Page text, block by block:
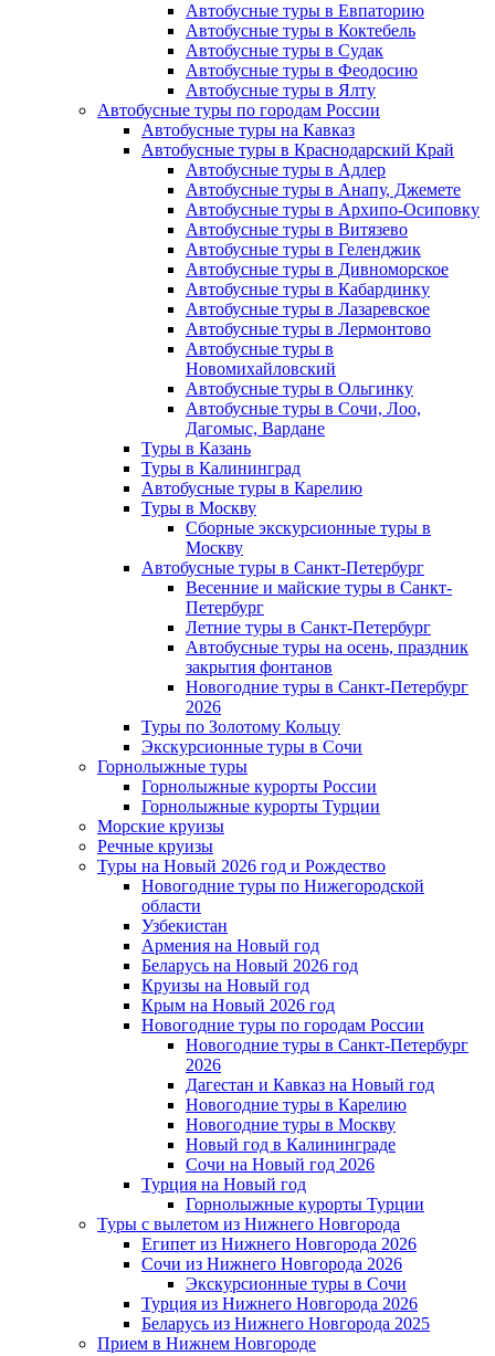
Автобусные туры в Евпаторию
Автобусные туры в Коктебель
Автобусные туры в Судак
Автобусные туры в Феодосию
Автобусные туры в Ялту
Автобусные туры по городам России
Автобусные туры на Кавказ
Автобусные туры в Краснодарский Край
Автобусные туры в Адлер
Автобусные туры в Анапу, Джемете
Автобусные туры в Архипо-Осиповку
Автобусные туры в Витязево
Автобусные туры в Геленджик
Автобусные туры в Дивноморское
Автобусные туры в Кабардинку
Автобусные туры в Лазаревское
Автобусные туры в Лермонтово
Автобусные туры в
Новомихайловский
Автобусные туры в Ольгинку
Автобусные туры в Сочи, Лоо,
Дагомыс, Вардане
Туры в Казань
Туры в Калининград
Автобусные туры в Карелию
Туры в Москву
Сборные экскурсионные туры в
Москву
Автобусные туры в Санкт-Петербург
Весенние и майские туры в Санкт-
Петербург
Летние туры в Санкт-Петербург
Автобусные туры на осень, праздник
закрытия фонтанов
Новогодние туры в Санкт-Петербург
2026
Туры по Золотому Кольцу
Экскурсионные туры в Сочи
Горнолыжные туры
Горнолыжные курорты России
Горнолыжные курорты Турции
Морские круизы
Речные круизы
Туры на Новый 2026 год и Рождество
Новогодние туры по Нижегородской
области
Узбекистан
Армения на Новый год
Беларусь на Новый 2026 год
Круизы на Новый год
Крым на Новый 2026 год
Новогодние туры по городам России
Новогодние туры в Санкт-Петербург
2026
Дагестан и Кавказ на Новый год
Новогодние туры в Карелию
Новогодние туры в Москву
Новый год в Калининграде
Сочи на Новый год 2026
Турция на Новый год
Горнолыжные курорты Турции
Туры с вылетом из Нижнего Новгорода
Египет из Нижнего Новгорода 2026
Сочи из Нижнего Новгорода 2026
Экскурсионные туры в Сочи
Турция из Нижнего Новгорода 2026
Беларусь из Нижнего Новгорода 2025
Прием в Нижнем Новгороде